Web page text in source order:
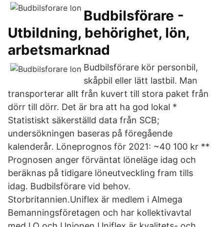
Budbilsförare -
Utbildning, behörighet, lön,
arbetsmarknad
Budbilsförare kör personbil,
skåpbil eller lätt lastbil. Man
transporterar allt från kuvert till stora paket från
dörr till dörr. Det är bra att ha god lokal *
Statistiskt säkerställd data från SCB;
undersökningen baseras på föregående
kalenderår. Löneprognos för 2021: ~40 100 kr **
Prognosen anger förväntat löneläge idag och
beräknas på tidigare löneutveckling fram tills
idag. Budbilsförare vid behov.
Storbritannien.Uniflex är medlem i Almega
Bemanningsföretagen och har kollektivavtal